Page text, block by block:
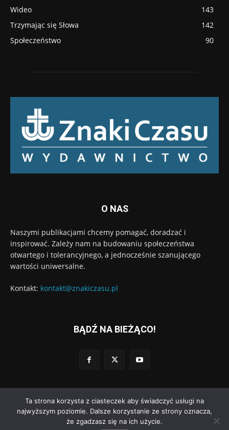
Wideo
143
Trzymając się Słowa
142
Społeczeństwo
90
O NAS
Naszymi publikacjami chcemy pomagać, doradzać i
inspirować. Zależy nam na budowaniu społeczeństwa
otwartego i tolerancyjnego, a jednocześnie szanującego
wartości uniwersalne.
Kontakt: kontakt@znakiczasu.pl
BĄDŹ NA BIEŻĄCO!
© Wydawnictwo Znaki Czasu. Wdrożenie:Go3.pl
Ta strona korzysta z ciasteczek aby świadczyć usługi na
najwyższym poziomie. Dalsze korzystanie ze strony oznacza,
że zgadzasz się na ich użycie.